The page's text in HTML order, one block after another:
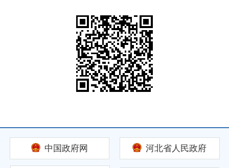
中国政府网 河北省人民政府